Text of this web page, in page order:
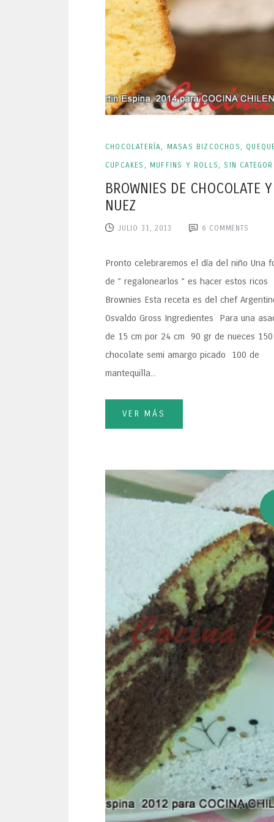
CHOCOLATERÍA, MASAS BIZCOCHOS ,
CUPCAKES, MUFFINS Y ROLLS ,SIN
BROWNIES DE CHOCOLATE Y
NUEZ
JULIO 31, 2013 6 COMMENTS
Pronto celebraremos el día del niño Una
de ” regalonearlos ” es hacer estos ricos
Brownies Esta receta es del chef
Osvaldo Gross Ingredientes Para una
de 15 cm por 24 cm 90 gr de nueces
chocolate semi amargo picado 100 de
mantequilla...
VER MÁS